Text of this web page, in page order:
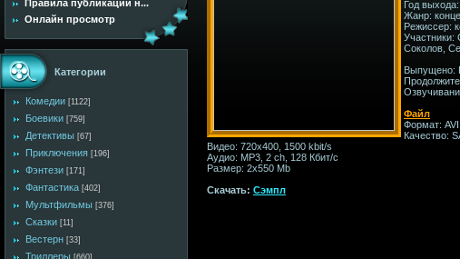
Правила публикации н...
Онлайн просмотр
Категории
Комедии [1122]
Боевики [759]
Детективы [67]
Приключения [196]
Фэнтези [171]
Фантастика [402]
Мультфильмы [376]
Сказки [11]
Вестерн [33]
Триллеры [660]
Год
Жанр:
Режиссер:
Участники:
Соколов,
Выпущено:
Файл
Формат: AVI
Качество:
Видео: 720x400, 1500 kbit/s
Аудио: MP3, 2 ch, 128 Кбит/с
Размер: 2x550 Mb
Скачать: Сэмпл